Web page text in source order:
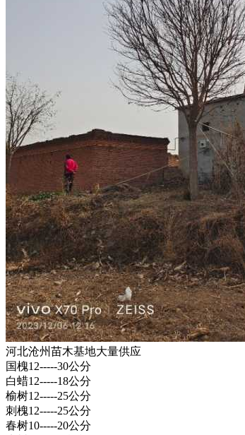
河北沧州苗木基地大量供应
国槐12-----30公分
白蜡12-----18公分
榆树12-----25公分
刺槐12-----25公分
春树10-----20公分